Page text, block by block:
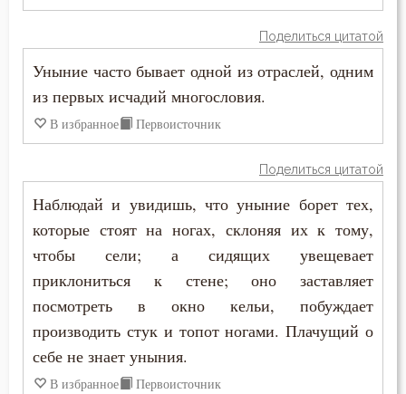
Поделиться цитатой
Уныние часто бывает одной из отраслей, одним
из первых исчадий многословия.
В избранное Первоисточник
Поделиться цитатой
Наблюдай и увидишь, что уныние борет тех,
которые стоят на ногах, склоняя их к тому,
чтобы сели; а сидящих увещевает
приклониться к стене; оно заставляет
посмотреть в окно кельи, побуждает
производить стук и топот ногами. Плачущий о
себе не знает уныния.
В избранное Первоисточник